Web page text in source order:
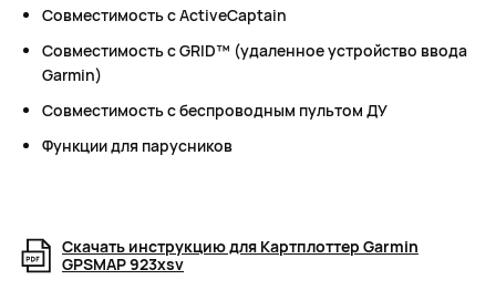
Совместимость с ActiveCaptain
Совместимость с GRID™ (удаленное устройство ввода
Garmin)
Совместимость с беспроводным пультом ДУ
Функции для парусников
Скачать инструкцию для Картплоттер Garmin
GPSMAP 923xsv